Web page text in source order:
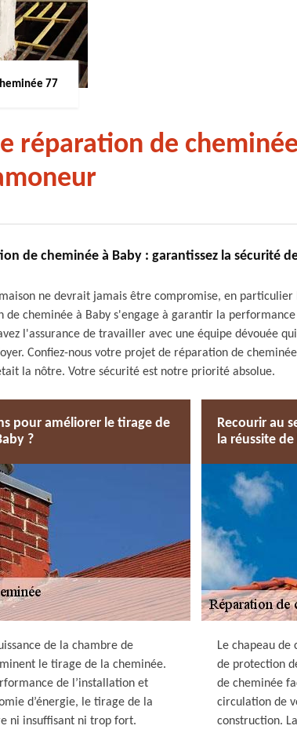
77
réparation de
de cheminée à Baby : garantissez la sécurité
ne devrait jamais être compromise, en
de cheminée à Baby s'engage à garantir la
l'assurance de travailler avec une équipe dévouée
Confiez-nous votre projet de réparation de
la nôtre. Votre sécurité est notre priorité absolue.
pour améliorer le tirage de
?
de la chambre de
le tirage de la cheminée.
de l’installation et
d’énergie, le tirage de la
ni insuffisant ni trop fort.
Recourir au
la réussite
Le chapeau
de protection
de cheminée
circulation de
construction.